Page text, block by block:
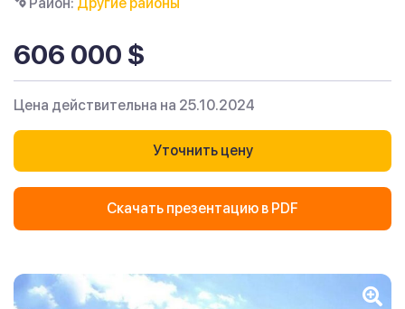
606 000 $
Цена действительна на 25.10.2024
Уточнить цену
Скачать презентацию в PDF